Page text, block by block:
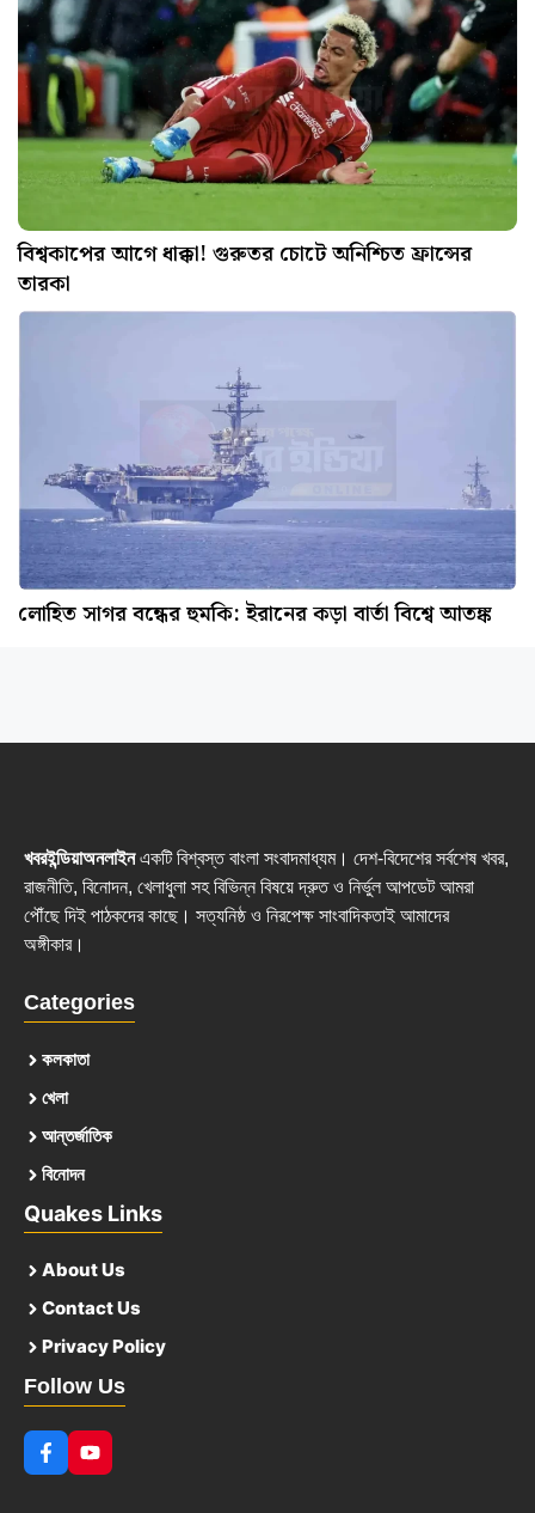
বিশ্বকাপের আগে ধাক্কা! গুরুতর চোটে অনিশ্চিত ফ্রান্সের
তারকা
লোহিত সাগর বন্ধের হুমকি: ইরানের কড়া বার্তা বিশ্বে আতঙ্ক
খবরইন্ডিয়াঅনলাইনএকটি বিশ্বস্ত বাংলা সংবাদমাধ্যম। দেশ-বিদেশের সর্বশেষ খবর,
রাজনীতি, বিনোদন, খেলাধুলা সহ বিভিন্ন বিষয়ে দ্রুত ও নির্ভুল আপডেট আমরা
পৌঁছে দিই পাঠকদের কাছে। সত্যনিষ্ঠ ও নিরপেক্ষ সাংবাদিকতাই আমাদের
অঙ্গীকার।
Categories
কলকাতা
খেলা
আন্তর্জাতিক
বিনোদন
Quakes Links
About Us
Contact Us
Privacy Policy
Follow Us